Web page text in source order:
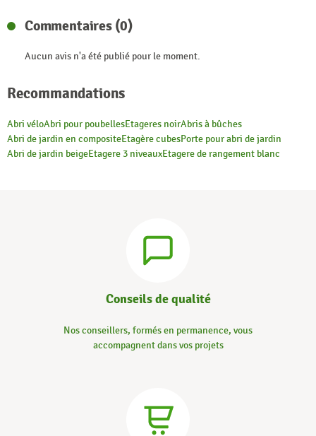
Commentaires (0)
Aucun avis n'a été publié pour le moment.
Recommandations
Abri véloAbri pour poubellesEtageres noirAbris à bûches
Abri de jardin en compositeEtagère cubesPorte pour abri de jardin
Abri de jardin beigeEtagere 3 niveauxEtagere de rangement blanc
Conseils de qualité
Nos conseillers, formés en permanence, vous
accompagnent dans vos projets